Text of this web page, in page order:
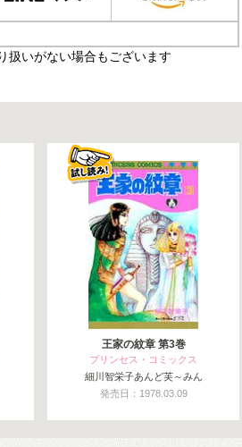
扱いがない場合もございます
王家の紋章 第3巻
プリンセス・コミックス
細川智栄子あんど芙～みん
発売日：1978.03.09